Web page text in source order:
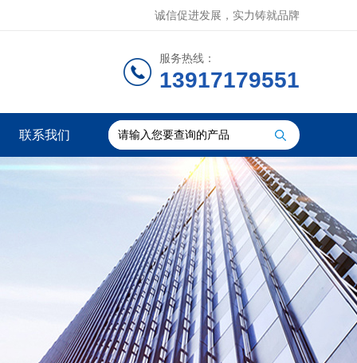
诚信促进发展，实力铸就品牌
服务热线：
13917179551
联系我们